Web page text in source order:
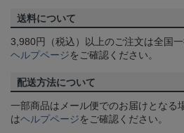
送料について
3,980円（税込）以上のご注文は全国
ヘルプページをご確認ください。
配送方法について
一部商品はメール便でのお届けとなる
はヘルプページをご確認ください。